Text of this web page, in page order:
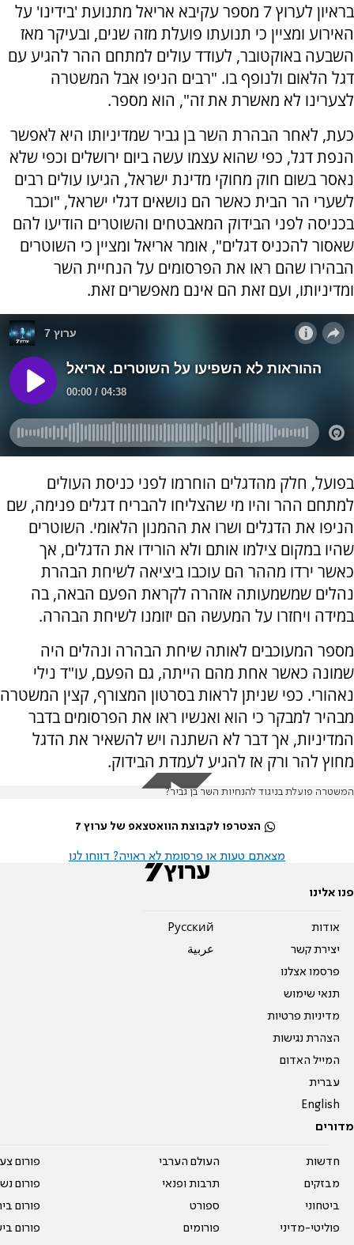
בראיון לערוץ 7 מספר עקיבא אריאל מתנועת 'בידינו' על
האירוע ומציין כי תנועתו פועלת מזה שנים, ובעיקר מאז
השבעה באוקטובר, לעודד עולים למתחם ההר להגיע עם
דגל הלאום ולנופף בו. "רבים הניפו אבל המשטרה
לצערינו לא מאשרת את זה", הוא מספר.
כעת, לאחר הבהרת השר בן גביר שמדיניותו היא לאפשר
הנפת דגל, כפי שהוא עצמו עשה ביום ירושלים וכפי שלא
נאסר בשום חוק מחוקי מדינת ישראל, הגיעו עולים רבים
לשערי הר הבית כאשר הם נושאים דגלי ישראל, "וכבר
בכניסה לפני הבידוק המאבטחים והשוטרים הודיעו להם
שאסור להכניס דגלים", אומר אריאל ומציין כי השוטרים
הבהירו שהם ראו את הפרסומים על הנחיית השר
ומדיניותו, ועם זאת הם אינם מאפשרים זאת.
בפועל, חלק מהדגלים הוחרמו לפני כניסת העולים
למתחם ההר והיו מי שהצליחו להבריח דגלים פנימה, שם
הניפו את הדגלים ושרו את ההמנון הלאומי. השוטרים
שהיו במקום צילמו אותם ולא הורידו את הדגלים, אך
כאשר ירדו מההר הם עוכבו ביציאה לשיחת הבהרת
נהלים שמשמעותה אזהרה לקראת הפעם הבאה, בה
במידה ויחזרו על המעשה הם יזומנו לשיחת הבהרה.
מספר המעוכבים לאותה שיחת הבהרה ונהלים היה
שמונה כאשר אחת מהם הייתה, גם הפעם, עו"ד נילי
נאהורי. כפי שניתן לראות בסרטון המצורף, קצין המשטרה
מבהיר למבקר כי הוא ואנשיו ראו את הפרסומים בדבר
המדיניות, אך דבר לא השתנה ויש להשאיר את הדגל
מחוץ להר ורק אז להגיע לעמדת הבידוק.
המשטרה פועלת בניגוד להנחיות השר בן גביר?
הצטרפו לקבוצת הוואטצאפ של ערוץ 7
מצאתם טעות או פרסומת לא ראויה? דווחו לנו
פנו אלינו
אודות
יצירת קשר
פרסמו אצלנו
תנאי שימוש
מדיניות פרטיות
הצהרת נגישות
המייל האדום
עברית
English
Pусский
عربية
מדורים
חדשות
מבזקים
ביטחוני
פוליטי-מדיני
העולם הערבי
תרבות ופנאי
ספורט
פורומים
פורום
פורום
פורום
פורום